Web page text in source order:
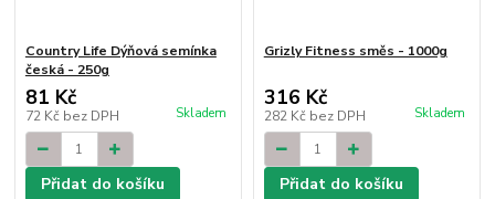
Country Life Dýňová semínka
česká - 250g
81 Kč
72 Kč bez DPH Skladem
Přidat do košíku
Grizly Fitness směs - 1000g
316 Kč
282 Kč bez DPH Skladem
Přidat do košíku